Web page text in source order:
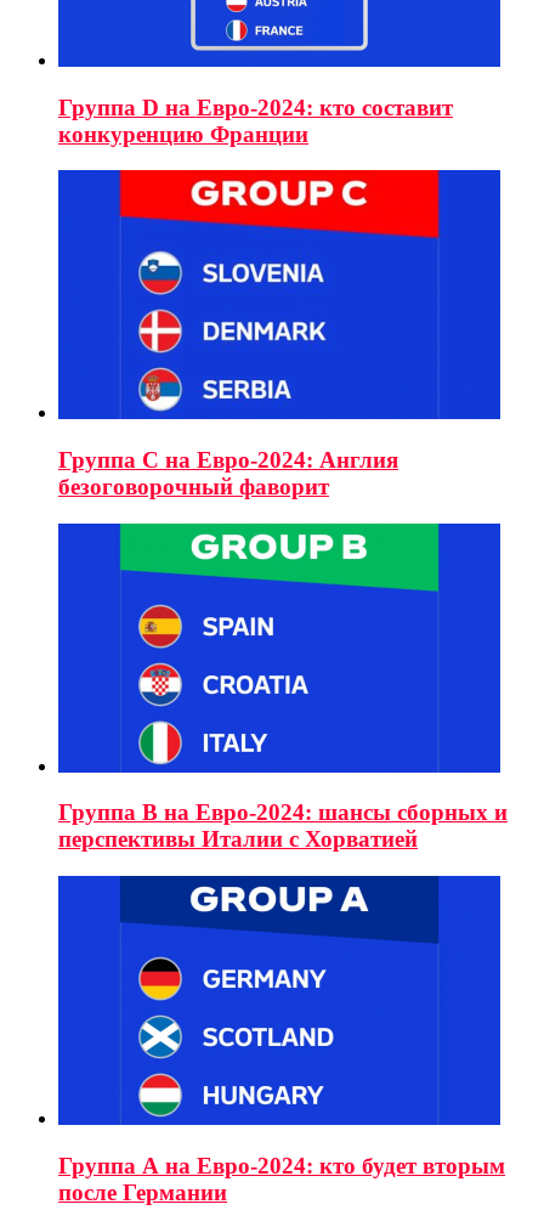
Группа D на Евро-2024: кто составит
конкуренцию Франции
Группа C на Евро-2024: Англия
безоговорочный фаворит
Группа B на Евро-2024: шансы сборных и
перспективы Италии с Хорватией
Группа А на Евро-2024: кто будет вторым
после Германии